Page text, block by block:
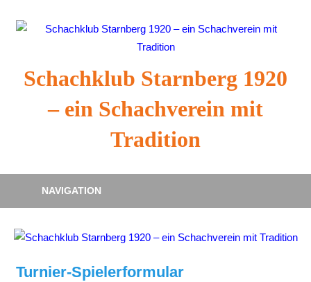
Inhalt
Schachklub Starnberg 1920
– ein Schachverein mit
Tradition
NAVIGATION
Turnier-Spielerformular